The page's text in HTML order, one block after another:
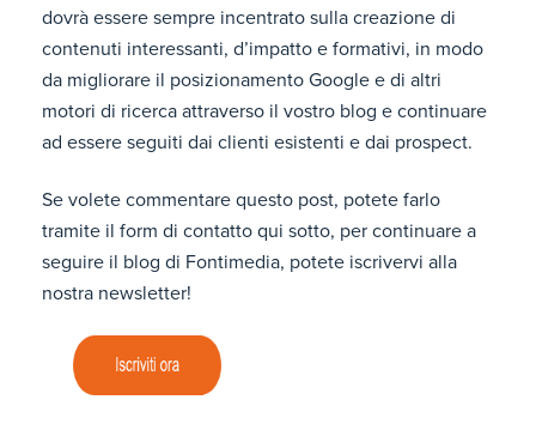
dovrà essere sempre incentrato sulla creazione di
contenuti interessanti, d’impatto e formativi, in modo
da migliorare il posizionamento Google e di altri
motori di ricerca attraverso il vostro blog e continuare
ad essere seguiti dai clienti esistenti e dai prospect.
Se volete commentare questo post, potete farlo
tramite il form di contatto qui sotto, per continuare a
seguire il blog di Fontimedia, potete iscrivervi alla
nostra newsletter!